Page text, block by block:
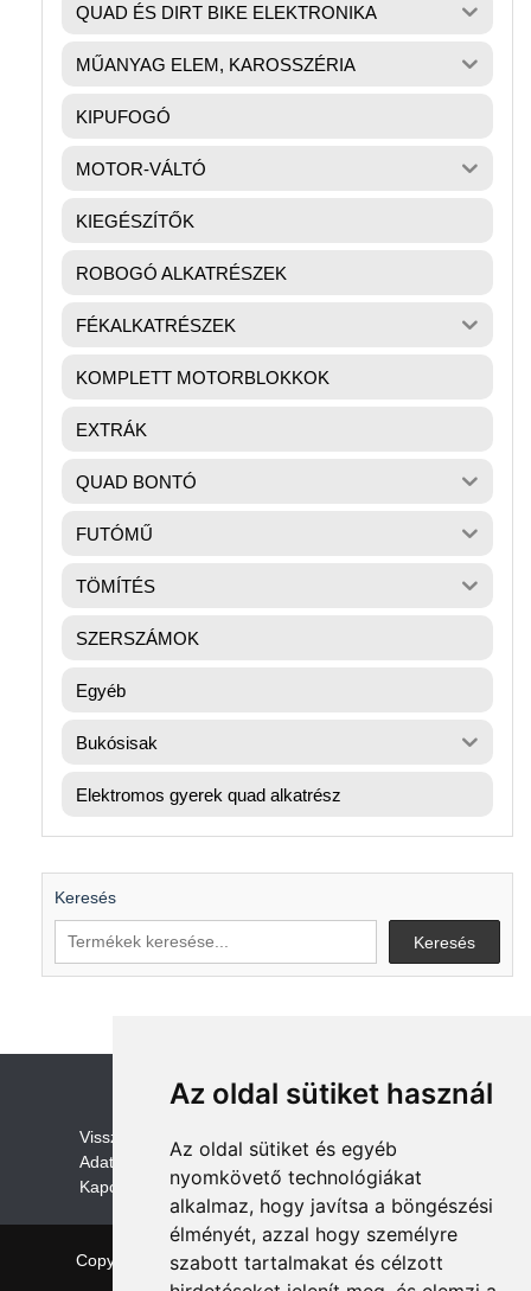
Az oldal sütiket használ
Az oldal sütiket és egyéb
nyomkövető technológiákat
alkalmaz, hogy javítsa a böngészési
élményét, azzal hogy személyre
szabott tartalmakat és célzott
QUAD ÉS DIRT BIKE ELEKTRONIKA
MŰANYAG ELEM, KAROSSZÉRIA
KIPUFOGÓ
MOTOR-VÁLTÓ
KIEGÉSZÍTŐK
ROBOGÓ ALKATRÉSZEK
FÉKALKATRÉSZEK
KOMPLETT MOTORBLOKKOK
EXTRÁK
QUAD BONTÓ
FUTÓMŰ
TÖMÍTÉS
SZERSZÁMOK
Egyéb
Bukósisak
Elektromos gyerek quad alkatrész
Keresés
Keresés
Visszaküldési és visszatérítési szabályza
Adatvédelem /GDPR
Kapcsolat
Copyright © 2026 quadalkatreszek.com | Theme:
NewStoreby ThemeFarmer